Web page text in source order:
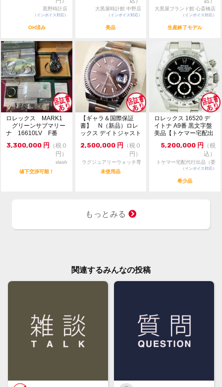
黒野時計店
（インボイス対応）
OH済み
大黒屋時計館 中野店
（インボイス対応）
美品
大黒屋ブランド館 心斎橋店
（インボイス対応）
生産終了モデル
ロレックス MARK1
グリーンサブマリー
ナ 16610LV F番
3,300,000 円
（税０
円）
slash
値下交渉可能！
【ギャラ＆国際保証
書】 N（新品）ロレ
ックス デイトジャスト
126231 36m...
2,500,000 円
（税０
円）
ラグジュアリーウォッチ専
門店：R/M
未使用品
ロレックス 16520 デ
イトナ A9番 黒文字盤
美品【トケマー宅配出
5,200,000 円
（税
込）
トケマー宅配代行出品（委
託販売）
（インボイス対応）
希少品
もっとみる
関連するみんなの投稿